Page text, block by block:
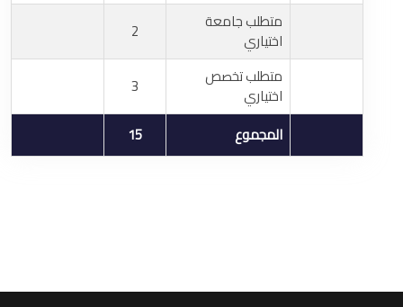
متطلب جامعة
اختياري
2
متطلب تخصص
اختياري
3
المجموع
15